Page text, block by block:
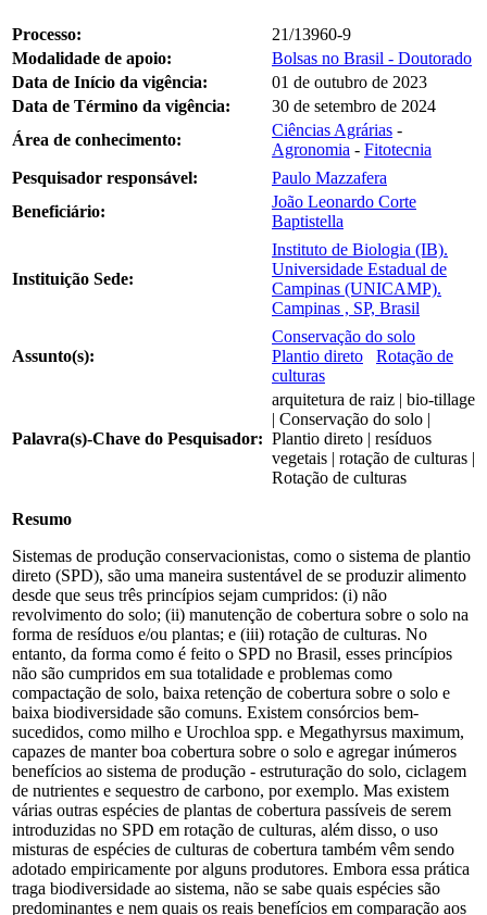
Processo:
21/13960-9
Modalidade de apoio:
Bolsas no Brasil - Doutorado
Data de Início da vigência:
01 de outubro de 2023
Data de Término da vigência:
30 de setembro de 2024
Área de conhecimento:
Ciências Agrárias -
Agronomia - Fitotecnia
Pesquisador responsável:
Paulo Mazzafera
Beneficiário:
João Leonardo Corte
Baptistella
Instituição Sede:
Instituto de Biologia (IB).
Universidade Estadual de
Campinas (UNICAMP).
Campinas , SP, Brasil
Assunto(s):
Conservação do solo
Plantio direto
Rotação de
culturas
Palavra(s)-Chave do Pesquisador:
arquitetura de raiz | bio-tillage
| Conservação do solo |
Plantio direto | resíduos
vegetais | rotação de culturas |
Rotação de culturas
Resumo
Sistemas de produção conservacionistas, como o sistema de plantio
direto (SPD), são uma maneira sustentável de se produzir alimento
desde que seus três princípios sejam cumpridos: (i) não
revolvimento do solo; (ii) manutenção de cobertura sobre o solo na
forma de resíduos e/ou plantas; e (iii) rotação de culturas. No
entanto, da forma como é feito o SPD no Brasil, esses princípios
não são cumpridos em sua totalidade e problemas como
compactação de solo, baixa retenção de cobertura sobre o solo e
baixa biodiversidade são comuns. Existem consórcios bem-
sucedidos, como milho e Urochloa spp. e Megathyrsus maximum,
capazes de manter boa cobertura sobre o solo e agregar inúmeros
benefícios ao sistema de produção - estruturação do solo, ciclagem
de nutrientes e sequestro de carbono, por exemplo. Mas existem
várias outras espécies de plantas de cobertura passíveis de serem
introduzidas no SPD em rotação de culturas, além disso, o uso
misturas de espécies de culturas de cobertura também vêm sendo
adotado empiricamente por alguns produtores. Embora essa prática
traga biodiversidade ao sistema, não se sabe quais espécies são
predominantes e nem quais os reais benefícios em comparação aos